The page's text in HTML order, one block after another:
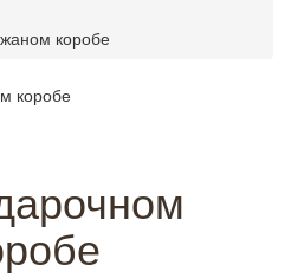
коробе
коробе